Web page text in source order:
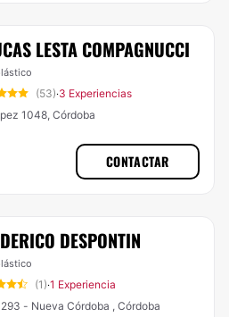
LESTA COMPAGNUCCI
(53)·3 Experiencias
1048, Córdoba
CONTACTAR
DESPONTIN
(1)·1 Experiencia
- Nueva Córdoba , Córdoba